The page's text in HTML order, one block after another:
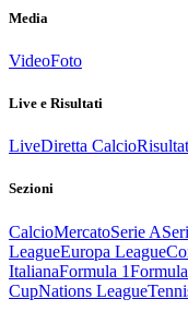
Media
VideoFoto
Live e Risultati
LiveDiretta Calcio
Sezioni
CalcioMercatoSerie A
LeagueEuropa League
ItalianaFormula 1
CupNations League